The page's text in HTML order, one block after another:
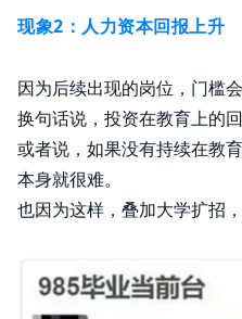
现象2：人力资本回报上升
因为后续出现的岗位，门槛会
换句话说，投资在教育上的
或者说，如果没有持续在教
本身就很难。
也因为这样，叠加大学扩招